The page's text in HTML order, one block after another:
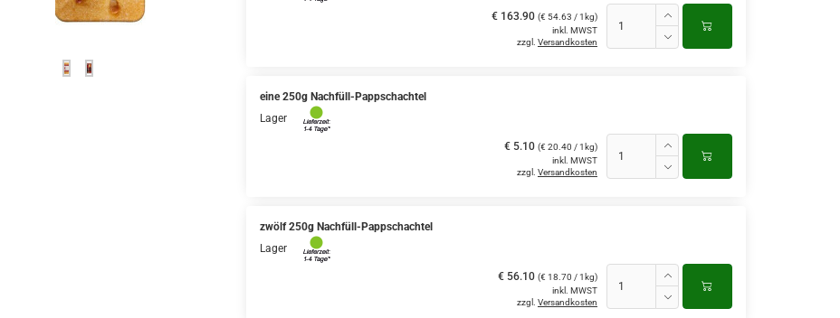
€ 163.90 (€ 54.63 / 1kg)
inkl. MWST
zzgl. Versandkosten
eine 250g Nachfüll-Pappschachtel
Lager
€ 5.10 (€ 20.40 / 1kg)
inkl. MWST
zzgl. Versandkosten
zwölf 250g Nachfüll-Pappschachtel
Lager
€ 56.10 (€ 18.70 / 1kg)
inkl. MWST
zzgl. Versandkosten